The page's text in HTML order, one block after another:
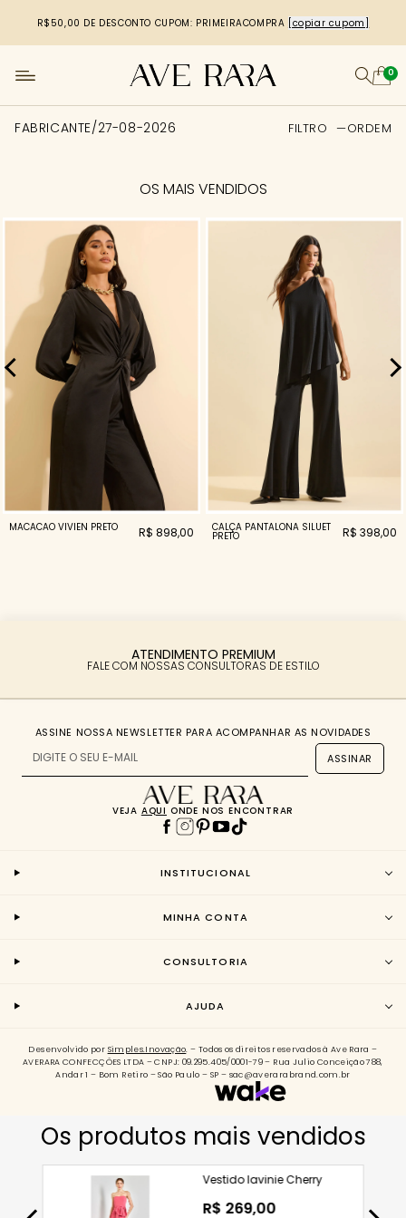
R$50,00 DE DESCONTO CUPOM: PRIMEIRACOMPRA [copiar cupom]
0
FILTRO
FABRICANTE/27-08-2026 FILTRO ORDEM
OS MAIS VENDIDOS
MACACAO VIVIEN PRETO R$ 898,00 CALÇA PANTALONA SILUET
PRETO R$ 398,00
ATENDIMENTO PREMIUM
FALE COM NOSSAS CONSULTORAS DE ESTILO
ASSINE NOSSA NEWSLETTER PARA ACOMPANHAR AS NOVIDADES
ASSINAR
VEJA AQUI ONDE NOS ENCONTRAR
INSTITUCIONAL
MINHA CONTA
CONSULTORIA
AJUDA
Desenvolvido por Simples.Inovação. – Todos os direitos reservados à Ave Rara –
AVERARA CONFECÇÕES LTDA – CNPJ: 09.295.405/0001-79 – Rua Julio Conceição 788,
Andar 1 – Bom Retiro – São Paulo – SP – sac@averarabrand.com.br